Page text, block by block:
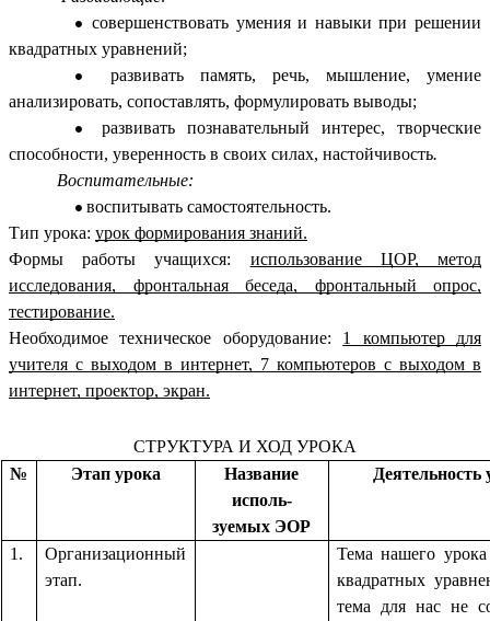
совершенствовать умения и навыки при решении
квадратных уравнений;
развивать память, речь, мышление, умение
анализировать, сопоставлять, формулировать выводы;
развивать познавательный интерес, творческие
способности, уверенность в своих силах, настойчивость.
Воспитательные:
воспитывать самостоятельность.
Тип урока: урок формирования знаний.
Формы работы учащихся: использование ЦОР, метод
исследования, фронтальная беседа, фронтальный опрос,
тестирование.
Необходимое техническое оборудование: 1 компьютер для
учителя с выходом в интернет, 7 компьютеров с выходом в
интернет, проектор, экран.
СТРУКТУРА И ХОД УРОКА
№
Этап урока
Название
исполь-
зуемых ЭОР
Деятельность
1.
Организационный
этап.
Тема нашего
квадратных
тема для нас не